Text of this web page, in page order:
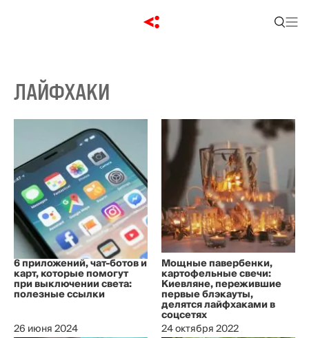
ЛАЙФХАКИ
6 приложений, чат-ботов и
карт, которые помогут
при выключении света:
полезные ссылки
26 июня 2024
Мощные павербенки,
картофельные свечи:
Киевляне, пережившие
первые блэкауты,
делятся лайфхаками в
соцсетях
24 октября 2022